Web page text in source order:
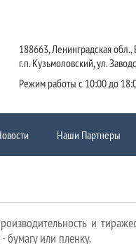
188663, Ленинградская
г.п. Кузьмоловский, ул.
Режим работы с 10:00 до
Наши Партнеры
и
бумагу или пленку.